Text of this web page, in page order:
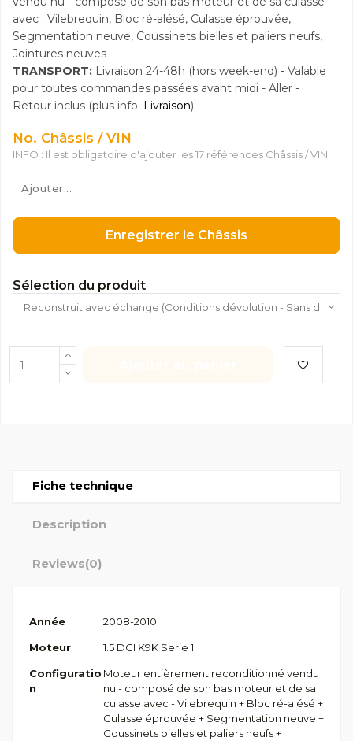
avec : Vilebrequin, Bloc ré-alésé, Culasse éprouvée,
Segmentation neuve, Coussinets bielles et paliers neufs,
Jointures neuves
TRANSPORT: Livraison 24-48h (hors week-end) - Valable
pour toutes commandes passées avant midi - Aller -
Retour inclus (plus info: Livraison)
No. Châssis / VIN
INFO : Il est obligatoire d'ajouter les 17 références Châssis / VIN
Enregistrer le Châssis
Sélection du produit
Fiche technique
Description
Reviews(0)
Année 2008-2010
Moteur 1.5 DCI K9K Serie 1
Configuratio
n
Moteur entièrement reconditionné vendu
nu - composé de son bas moteur et de sa
culasse avec - Vilebrequin + Bloc ré-alésé +
Culasse éprouvée + Segmentation neuve +
Coussinets bielles et paliers neufs +